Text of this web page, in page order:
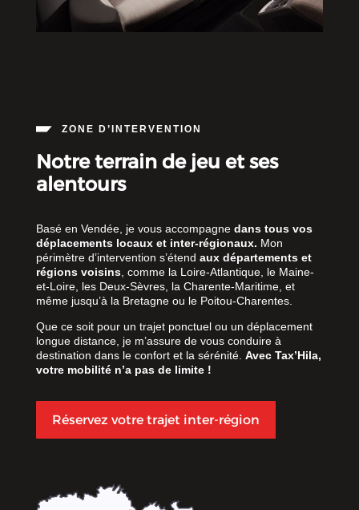
ZONE D’INTERVENTION
Notre terrain de jeu et ses
alentours
Basé en Vendée, je vous accompagnedans tous vos
déplacements locaux et inter-régionaux. Mon
périmètre d’intervention s’étend aux départements et
régions voisins, comme la Loire-Atlantique, le Maine-
et-Loire, les Deux-Sèvres, la Charente-Maritime, et
même jusqu’à la Bretagne ou le Poitou-Charentes.
Que ce soit pour un trajet ponctuel ou un déplacement
longue distance, je m’assure de vous conduire à
destination dans le confort et la sérénité. Avec Tax’Hila,
votre mobilité n’a pas de limite !
Réservez votre trajet inter-région